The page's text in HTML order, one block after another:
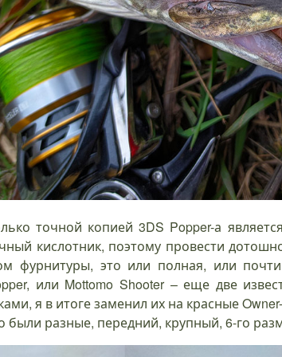
точной копией 3DS Popper-а
кислотник, поэтому провести
фурнитуры, это или полная, или
или Mottomo Shooter – еще две
я в итоге заменил их на красные
были разные, передний, крупный, 6-го